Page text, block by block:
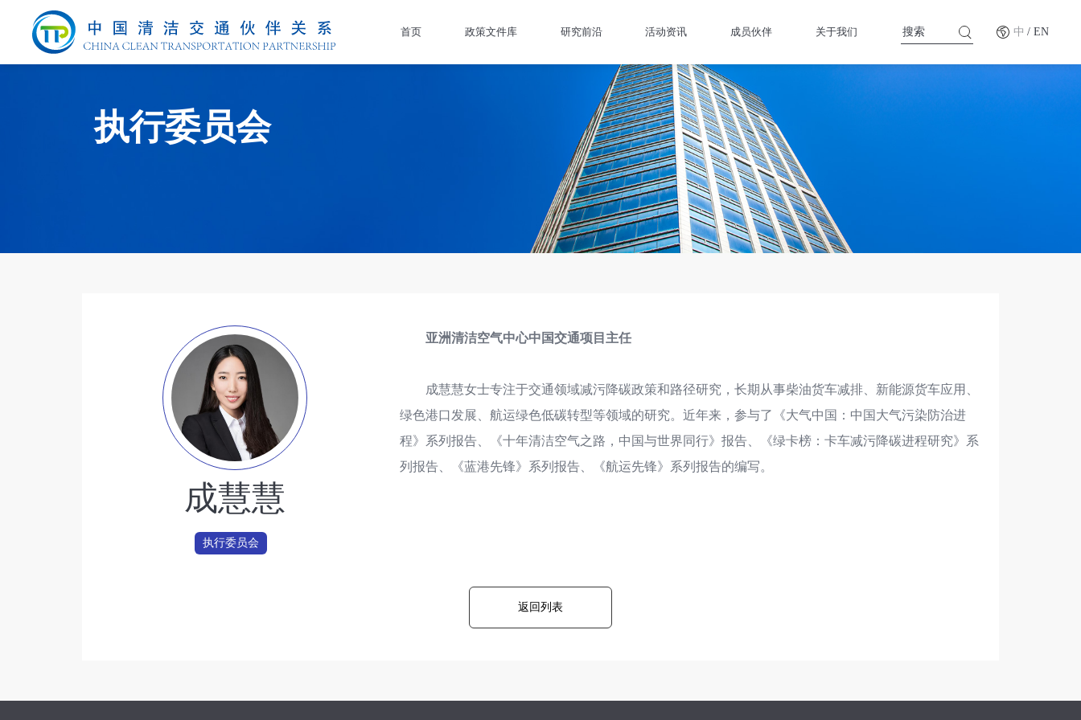
首页 政策文件库 研究前沿 活动资讯 成员伙伴 关于我们 中 / EN
执行委员会
成慧慧
执行委员会
亚洲清洁空气中心中国交通项目主任
成慧慧女士专注于交通领域减污降碳政策和路径研究，长期从事柴油货车减排、新能源货车应用、
绿色港口发展、航运绿色低碳转型等领域的研究。近年来，参与了《大气中国：中国大气污染防治进
程》系列报告、《十年清洁空气之路，中国与世界同行》报告、《绿卡榜：卡车减污降碳进程研究》系
列报告、《蓝港先锋》系列报告、《航运先锋》系列报告的编写。
返回列表